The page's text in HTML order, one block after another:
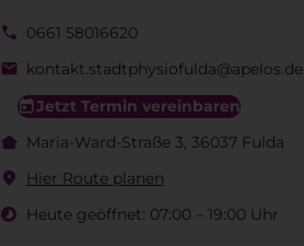
0661 58016620
kontakt.stadtphysiofulda@apelos.de
Jetzt Termin vereinbaren
Maria-Ward-Straße 3, 36037 Fulda
Hier Route planen
Heute geöffnet: 07:00 – 19:00 Uhr